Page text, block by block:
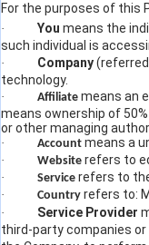
For the purposes of this
· You means the
such individual is
· Company
technology.
· Affiliate means an
means ownership of
or other managing
· Account means a
· Website refers to
· Service refers to
· Country refers to:
· Service Provider
third-party companies